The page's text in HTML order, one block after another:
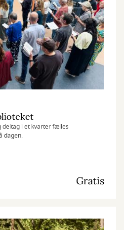
deltag i et kvarter fælles
dagen.
Gratis